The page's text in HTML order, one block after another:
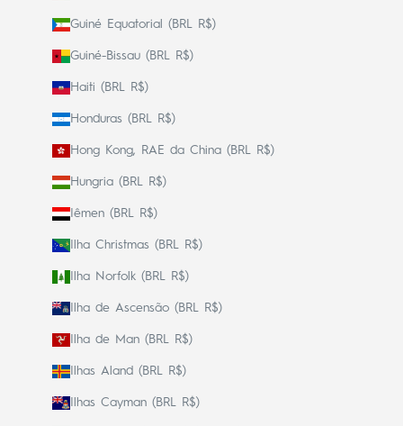
Guiné Equatorial (BRL R$)
Guiné-Bissau (BRL R$)
Haiti (BRL R$)
Honduras (BRL R$)
Hong Kong, RAE da China (BRL R$)
Hungria (BRL R$)
Iêmen (BRL R$)
Ilha Christmas (BRL R$)
Ilha Norfolk (BRL R$)
Ilha de Ascensão (BRL R$)
Ilha de Man (BRL R$)
Ilhas Aland (BRL R$)
Ilhas Cayman (BRL R$)